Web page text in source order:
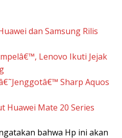
dan Samsung Rilis
Lenovo Ikuti Jejak
Sharp Aquos
Huawei Mate 20 Series
bahwa Hp ini akan